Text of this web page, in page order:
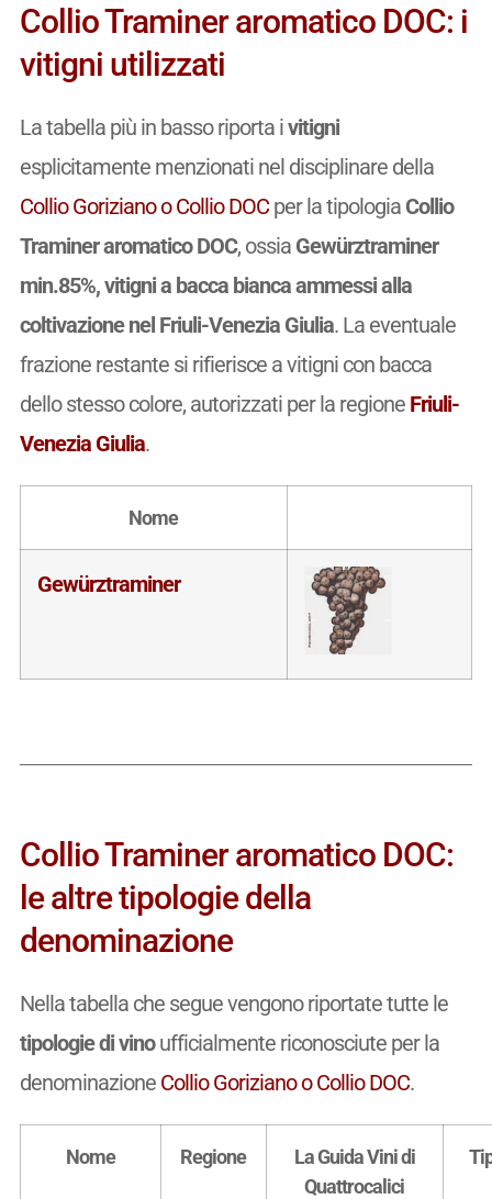
Collio Traminer aromatico DOC: i
vitigni utilizzati
La tabella più in basso riporta ivitigni
esplicitamente menzionati nel disciplinare della
Collio Goriziano o Collio DOCper la tipologia Collio
Traminer aromatico DOC, ossia Gewürztraminer
min.85%, vitigni a bacca bianca ammessi alla
coltivazione nel Friuli-Venezia Giulia. La eventuale
frazione restante si rifierisce a vitigni con bacca
dello stesso colore, autorizzati per la regione Friuli-
Venezia Giulia.
Nome
Gewürztraminer
Collio Traminer aromatico DOC:
le altre tipologie della
denominazione
Nella tabella che segue vengono riportate tutte le
tipologie di vinoufficialmente riconosciute per la
denominazione Collio Goriziano o Collio DOC.
Nome Regione
La Guida Vini di
Quattrocalici